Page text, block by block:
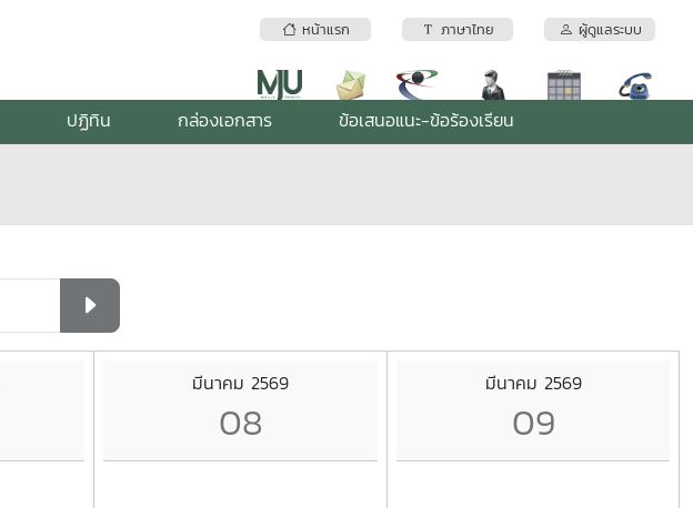
หน้าแรก ภาษาไทย ผู้ดูแลระบบ
ปฏิทิน กล่องเอกสาร ข้อเสนอแนะ-ข้อร้องเรียน
มีนาคม 2569
08
มีนาคม 2569
09